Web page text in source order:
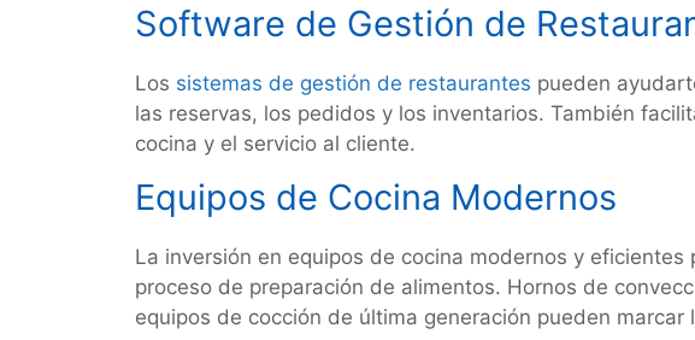
Software de Gestión de
Los sistemas de gestión de restaurantes pueden
las reservas, los pedidos y los inventarios. También
cocina y el servicio al cliente.
Equipos de Cocina Modernos
La inversión en equipos de cocina modernos y
proceso de preparación de alimentos. Hornos de
equipos de cocción de última generación pueden marcar